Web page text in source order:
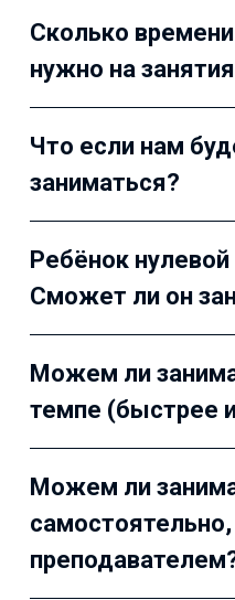
Сколько
нужно на
Что если нам
заниматься?
Ребёнок
Сможет ли он
Можем ли
темпе (быстрее
Можем ли